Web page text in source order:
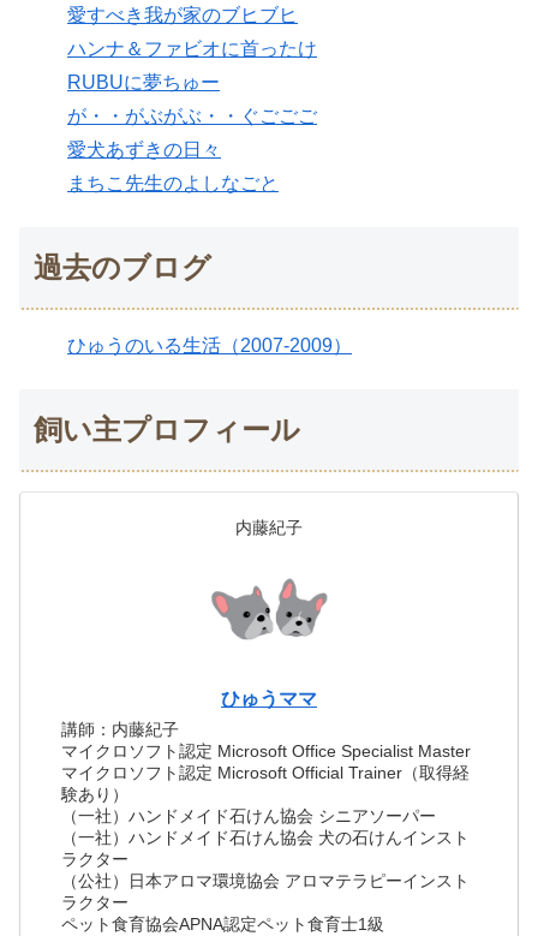
愛すべき我が家のブヒブヒ
ハンナ＆ファビオに首ったけ
RUBUに夢ちゅー
が・・がぶがぶ・・ぐごごご
愛犬あずきの日々
まちこ先生のよしなごと
過去のブログ
ひゅうのいる生活（2007-2009）
飼い主プロフィール
内藤紀子
ひゅうママ
講師：内藤紀子
マイクロソフト認定 Microsoft Office Specialist Master
マイクロソフト認定 Microsoft Official Trainer（取得経
験あり）
（一社）ハンドメイド石けん協会 シニアソーパー
（一社）ハンドメイド石けん協会 犬の石けんインスト
ラクター
（公社）日本アロマ環境協会 アロマテラピーインスト
ラクター
ペット食育協会APNA認定ペット食育士1級